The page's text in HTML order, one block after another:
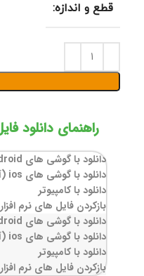
قطع و اندازه:
راهنمای دانلود
دانلود با گوشی های android
دانلود با گوشی های ios (آیفون)
دانلود با کامپیوتر
بازکردن فایل های نرم
دانلود با گوشی های android
دانلود با گوشی های ios (آیفون)
دانلود با کامپیوتر
بازکردن فایل های نرم